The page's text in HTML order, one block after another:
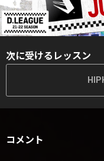
次に受けるレッスン
コメント